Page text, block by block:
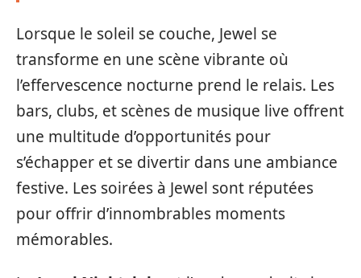
Lorsque le soleil se couche, Jewel se
transforme en une scène vibrante où
l’effervescence nocturne prend le relais. Les
bars, clubs, et scènes de musique live offrent
une multitude d’opportunités pour
s’échapper et se divertir dans une ambiance
festive. Les soirées à Jewel sont réputées
pour offrir d’innombrables moments
mémorables.